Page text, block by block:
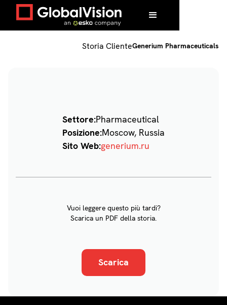
Home /Clienti/Generium Pharmaceuticals
Storia ClienteGenerium Pharmaceuticals
Settore:Pharmaceutical
Posizione:Moscow, Russia
Sito Web:generium.ru
Vuoi leggere questo più tardi?
Scarica un PDF della storia.
Scarica